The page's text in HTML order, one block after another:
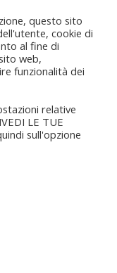
questo sito
cookie di
al fine di
web,
funzionalità dei
relative
LE TUE
sull'opzione